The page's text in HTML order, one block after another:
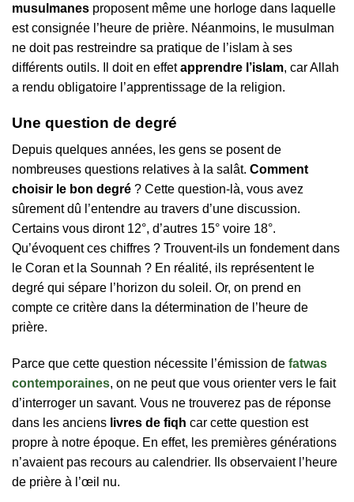
musulmanes proposent même une horloge dans laquelle
est consignée l’heure de prière. Néanmoins, le musulman
ne doit pas restreindre sa pratique de l’islam à ses
différents outils. Il doit en effetapprendre l’islam, car Allah
a rendu obligatoire l’apprentissage de la religion.
Une question de degré
Depuis quelques années, les gens se posent de
nombreuses questions relatives à la salât. Comment
choisir le bon degré ? Cette question-là, vous avez
sûrement dû l’entendre au travers d’une discussion.
Certains vous diront 12°, d’autres 15° voire 18°.
Qu’évoquent ces chiffres ? Trouvent-ils un fondement dans
le Coran et la Sounnah ? En réalité, ils représentent le
degré qui sépare l’horizon du soleil. Or, on prend en
compte ce critère dans la détermination de l’heure de
prière.
Parce que cette question nécessite l’émission de fatwas
contemporaines, on ne peut que vous orienter vers le fait
d’interroger un savant. Vous ne trouverez pas de réponse
dans les anciens livres de fiqh car cette question est
propre à notre époque. En effet, les premières générations
n’avaient pas recours au calendrier. Ils observaient l’heure
de prière à l’œil nu.